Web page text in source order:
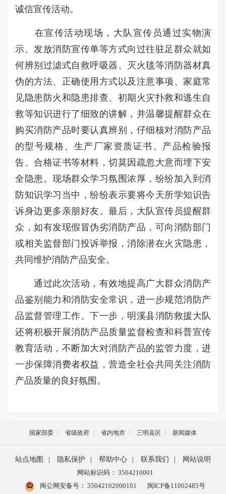
诚信宣传活动。
在宣传活动现场，大队宣传员通过实物演
示、发放消防宣传单等方式向过往驻足群众就如
何辨别过滤式自救呼吸器、灭火毯等消防器材真
伪的方法、正确使用方式以及注意事项、家庭常
见隐患防火和隐患排查、初期火灾扑救和逃生自
救等知识进行了细致的讲解，并温馨提醒群众在
购买消防产品时要认真辨别，仔细核对消防产品
的型号规格、生产厂家资质证书、产品检验报
告、合格证书等材料，切莫因疏忽大意而埋下安
全隐患。现场群众学习氛围浓厚，纷纷加入到消
防知识学习当中，纷纷表示要将今天所学知识告
诉身边更多亲朋好友。最后，大队宣传员提醒群
众，如有发现假冒伪劣消防产品，可向消防部门
或相关监督部门投诉举报，消除潜在火灾隐患，
共同维护消防产品安全。
通过此次活动，有效地提高广大群众消防产
品鉴别能力和消防安全常识，进一步规范消防产
品监督管理工作。下一步，明溪县消防救援大队
还将积极开展消防产品质量监督检查和科普宣传
教育活动，不断加大对消防产品的监管力度，进
一步保障消费者权益，营造全社会共同关注消防
产品质量的良好氛围。
国家部委 省级政府 省内地市 三明县区 新闻媒体
站点地图 | 隐私保护 | 帮助中心 | 联系我们 |
网站说明
网站标识码： 3504210001
闽公网安备号： 35042102000101 闽ICP备11002485号